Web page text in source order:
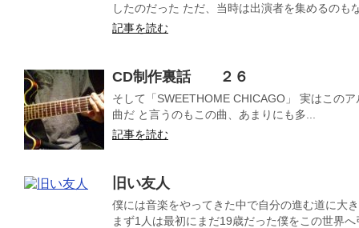
したのだった ただ、当時は出演者を集めるのも
記事を読む
CD制作裏話 ２６
そして「SWEETHOME CHICAGO」 実はこの
曲だ と言うのもこの曲、あまりにも多...
記事を読む
旧い友人
僕には音楽をやってきた中で自分の進む道に大
まず1人は最初にまだ19歳だった僕をこの世界